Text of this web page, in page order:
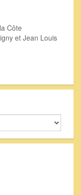
Côte
et Jean Louis